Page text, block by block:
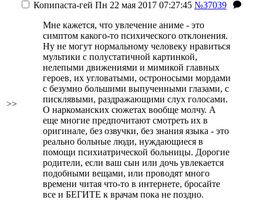
>>
Копипаста-гей Пн 22 мая 2017 07:27:45 №37039
Мне кажется, что увлечение аниме - это
симптом какого-то психического отклонения.
Ну не могут нормальному человеку нравиться
мультики с полустатичной картинкой,
нелепыми движениями и мимикой главных
героев, их угловатыми, остроносыми мордами
с безумно большими выпученными глазами, с
писклявыми, раздражающими слух голосами.
О наркоманских сюжетах вообще молчу. А
еще многие предпочитают смотреть их в
оригинале, без озвучки, без знания языка - это
реально больные люди, нуждающиеся в
помощи психиатрической больницы. Дорогие
родители, если ваш сын или дочь увлекается
подобными вещами, или проводят много
времени читая что-то в интернете, бросайте
все и БЕГИТЕ к врачам пока не поздно.